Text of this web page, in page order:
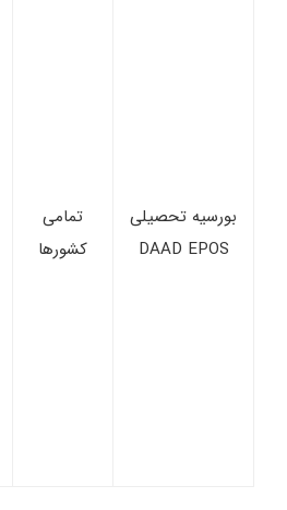
بورسیه تحصیلی
DAAD EPOS
تمامی
کشورها